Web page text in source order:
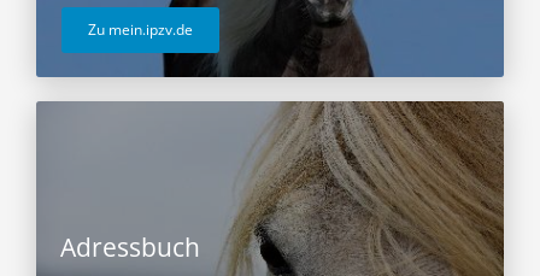
Zu mein.ipzv.de
Adressbuch